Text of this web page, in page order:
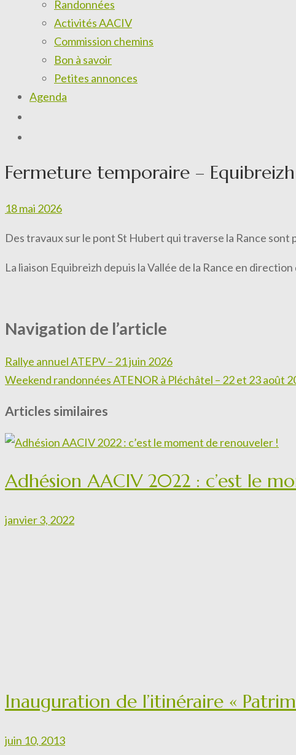
Randonnées
Activités AACIV
Commission chemins
Bon à savoir
Petites annonces
Agenda
Fermeture temporaire –
18 mai 2026
Des travaux sur le pont St Hubert qui traverse la Rance
La liaison Equibreizh depuis la Vallée de la Rance en
Navigation de l’article
Rallye annuel ATEPV – 21 juin 2026
Weekend randonnées ATENOR à Pléchâtel – 22 et 23 août
Articles similaires
Adhésion AACIV 2022 : c’est le
janvier 3, 2022
Inauguration de l’itinéraire «
juin 10, 2013